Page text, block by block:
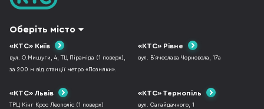
Оберіть місто
«КТС» Київ
вул. О.Мишуги, 4, ТЦ Піраміда (1 поверх),
за 200 м від станції метро «Позняки».
«КТС» Рівне
вул. В`ячеслава Чорновола, 17а
«КТС» Львів
ТРЦ Кінг Крос Леополіс (1 поверх)
«КТС» Тернопіль
вул. Сагайдачного, 1